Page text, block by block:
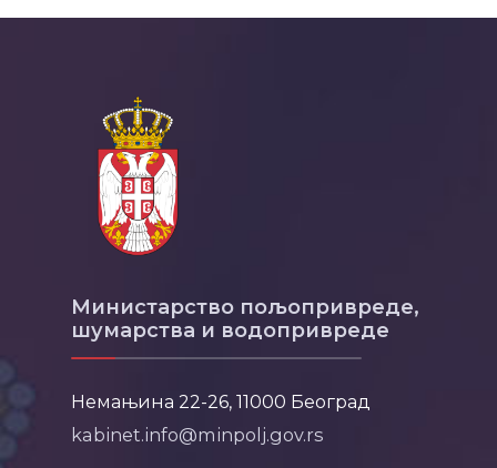
Министарство пољопривреде,
шумарства и водопривреде
Немањина 22-26, 11000 Београд
kabinet.info@minpolj.gov.rs